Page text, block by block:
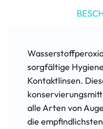
sorgfältige
Kontaktlinsen.
alle Arten von
die